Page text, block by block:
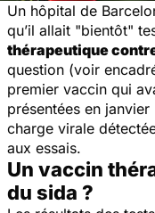
Un hôpital de
qu’il allait "bientôt"
thérapeutique
question (voir
premier vaccin qui
présentées en
charge virale
aux essais.
Un vaccin
du sida ?